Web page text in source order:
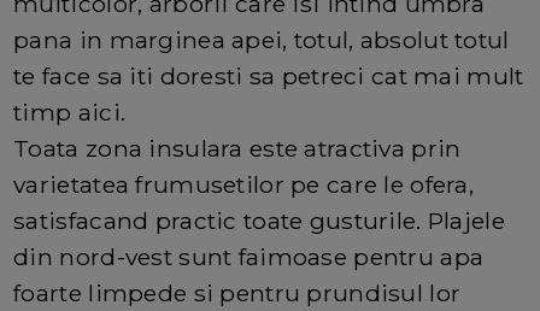
pana in marginea apei, totul, absolut totul
te face sa iti doresti sa petreci cat mai mult
timp aici.
Toata zona insulara este atractiva prin
varietatea frumusetilor pe care le ofera,
satisfacand practic toate gusturile. Plajele
din nord-vest sunt faimoase pentru apa
foarte limpede si pentru prundisul lor